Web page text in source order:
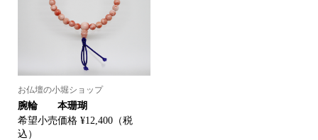
お仏壇の小堀ショップ
腕輪 本珊瑚
希望小売価格 ¥12,400（税
込）